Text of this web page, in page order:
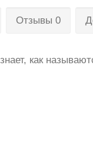
Отзывы 0
как